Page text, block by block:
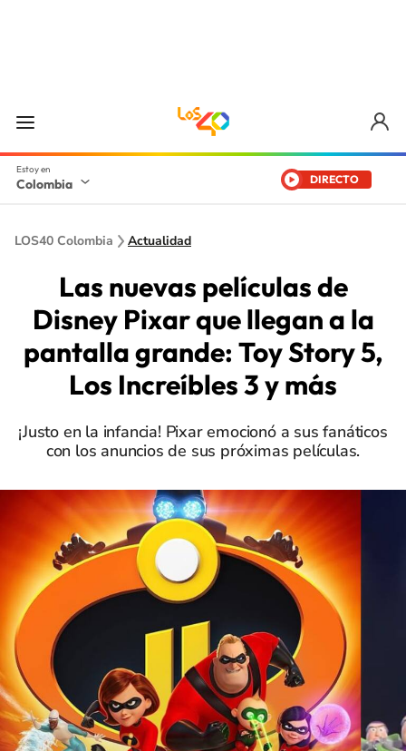
Colombia DIRECTO
LOS40 Colombia Actualidad
Las nuevas películas de
Disney Pixar que llegan a la
pantalla grande: Toy Story 5,
Los Increíbles 3 y más
¡Justo en la infancia! Pixar emocionó a sus fanáticos
con los anuncios de sus próximas películas.